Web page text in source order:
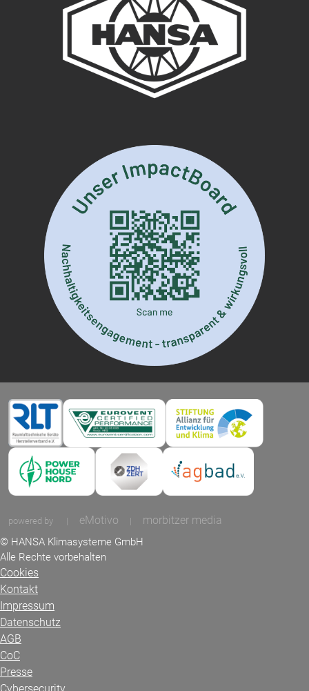
powered by | eMotivo | morbitzer media
© HANSA Klimasysteme GmbH
Alle Rechte vorbehalten
Cookies
Kontakt
Impressum
Datenschutz
AGB
CoC
Presse